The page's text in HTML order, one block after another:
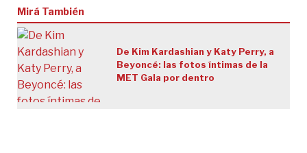
Mirá También
De Kim Kardashian y Katy Perry, a
Beyoncé: las fotos íntimas de la
MET Gala por dentro